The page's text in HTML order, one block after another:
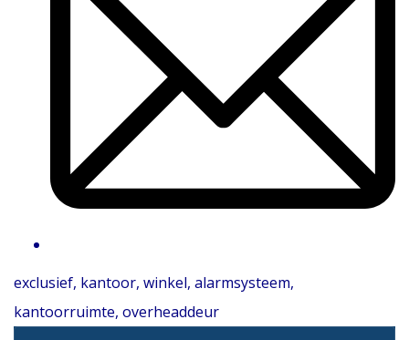
exclusief, kantoor, winkel, alarmsysteem,
kantoorruimte, overheaddeur